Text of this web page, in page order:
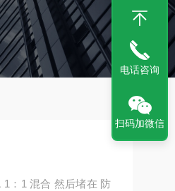
：1 混合 然后堵在 防
电话咨询
扫码加微信